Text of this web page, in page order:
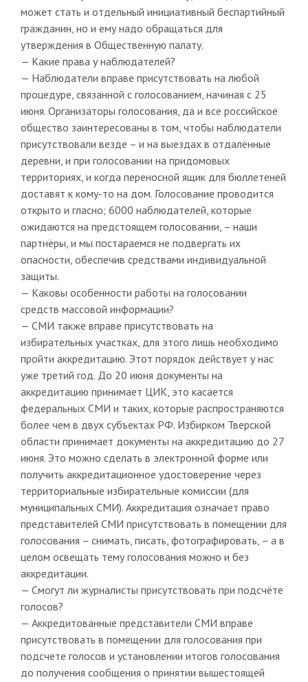
может стать и отдельный инициативный беспартийный
гражданин, но и ему надо обращаться для
утверждения в Общественную палату.
— Какие права у наблюдателей?
— Наблюдатели вправе присутствовать на любой
процедуре, связанной с голосованием, начиная с 25
июня. Организаторы голосования, да и все российское
общество заинтересованы в том, чтобы наблюдатели
присутствовали везде – и на выездах в отдалённые
деревни, и при голосовании на придомовых
территориях, и когда переносной ящик для бюллетеней
доставят к кому-то на дом. Голосование проводится
открыто и гласно; 6000 наблюдателей, которые
ожидаются на предстоящем голосовании, – наши
партнёры, и мы постараемся не подвергать их
опасности, обеспечив средствами индивидуальной
защиты.
— Каковы особенности работы на голосовании
средств массовой информации?
— СМИ также вправе присутствовать на
избирательных участках, для этого лишь необходимо
пройти аккредитацию. Этот порядок действует у нас
уже третий год. До 20 июня документы на
аккредитацию принимает ЦИК, это касается
федеральных СМИ и таких, которые распространяются
более чем в двух субъектах РФ. Избирком Тверской
области принимает документы на аккредитацию до 27
июня. Это можно сделать в электронной форме или
получить аккредитационное удостоверение через
территориальные избирательные комиссии (для
муниципальных СМИ). Аккредитация означает право
представителей СМИ присутствовать в помещении для
голосования – снимать, писать, фотографировать, – а в
целом освещать тему голосования можно и без
аккредитации.
— Смогут ли журналисты присутствовать при подсчёте
голосов?
— Аккредитованные представители СМИ вправе
присутствовать в помещении для голосования при
подсчете голосов и установлении итогов голосования
до получения сообщения о принятии вышестоящей